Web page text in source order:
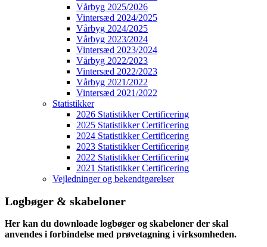
Vårbyg 2025/2026
Vintersæd 2024/2025
Vårbyg 2024/2025
Vårbyg 2023/2024
Vintersæd 2023/2024
Vårbyg 2022/2023
Vintersæd 2022/2023
Vårbyg 2021/2022
Vintersæd 2021/2022
Statistikker
2026 Statistikker Certificering
2025 Statistikker Certificering
2024 Statistikker Certificering
2023 Statistikker Certificering
2022 Statistikker Certificering
2021 Statistikker Certificering
Vejledninger og bekendtgørelser
Logbøger & skabeloner
Her kan du downloade logbøger og skabeloner der skal
anvendes i forbindelse med prøvetagning i virksomheden.